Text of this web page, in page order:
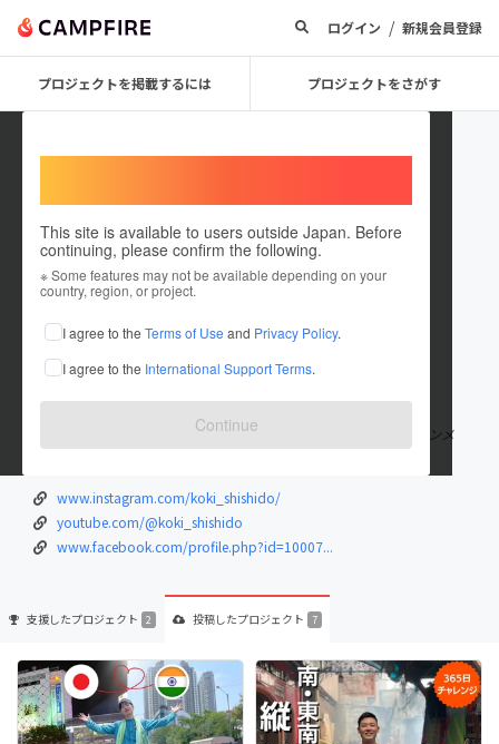
ログイン / 新規会員登録
プロジェクトを掲載するには プロジェクトをさがす
This site is available to users outside Japan. Before
continuing, please confirm the following.
※ Some features may not be available depending on your
country, region, or project.
I agree to the Terms of Use and Privacy Policy.
I agree to the International Support Terms.
Continue
koki_shishido
これまでに2回支援して7件のプロジェクトを投稿しています
在住国：インド
出身国：日本 出身地：石川県
26歳起業家/ インド人向けインフルエンサー/ 日本最大ベジタリアンメ
ディア VEG MAPS (ベジマップ) 運営
www.instagram.com/koki_shishido/
youtube.com/@koki_shishido
www.facebook.com/profile.php?id=10007...
支援したプロジェクト 2 投稿したプロジェクト 7